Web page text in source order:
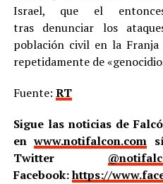
Israel, que el
tras denunciar los
población civil en la
repetidamente de
Fuente: RT
Sigue las noticias de
enwww.notifalcon.com
Twitter
Facebook:https://